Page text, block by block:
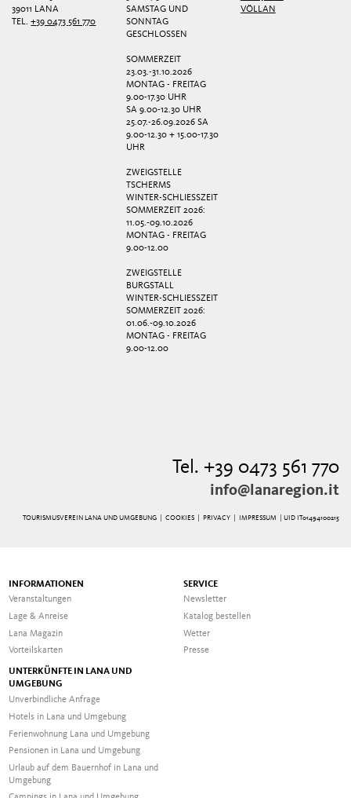
39011 LANA
TEL.+39 0473 561 770
SAMSTAG UND
SONNTAG
GESCHLOSSEN
SOMMERZEIT
23.03.-31.10.2026
MONTAG - FREITAG
9.00-17.30 UHR
SA 9.00-12.30 UHR
25.07.-26.09.2026 SA
9.00-12.30 + 15.00-17.30
UHR
ZWEIGSTELLE
TSCHERMS
WINTER-SCHLIESSZEIT
SOMMERZEIT 2026:
11.05.-09.10.2026
MONTAG - FREITAG
9.00-12.00
ZWEIGSTELLE
BURGSTALL
WINTER-SCHLIESSZEIT
SOMMERZEIT 2026:
01.06.-09.10.2026
MONTAG - FREITAG
9.00-12.00
VÖLLAN
Tel. +39 0473 561 770
info@lanaregion.it
TOURISMUSVEREIN LANA UND UMGEBUNG | COOKIES| PRIVACY| IMPRESSUM | UID IT01494100215
INFORMATIONEN
Veranstaltungen
Lage & Anreise
Lana Magazin
Vorteilskarten
SERVICE
Newsletter
Katalog bestellen
Wetter
Presse
UNTERKÜNFTE IN LANA UND
UMGEBUNG
Unverbindliche Anfrage
Hotels in Lana und Umgebung
Ferienwohnung Lana und Umgebung
Pensionen in Lana und Umgebung
Urlaub auf dem Bauernhof in Lana und
Umgebung